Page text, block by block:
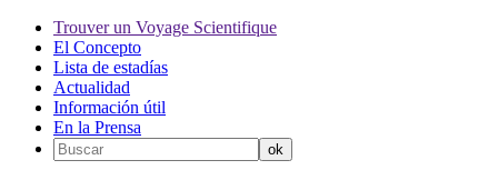
Trouver un Voyage Scientifique
El Concepto
Lista de estadías
Actualidad
Información útil
En la Prensa